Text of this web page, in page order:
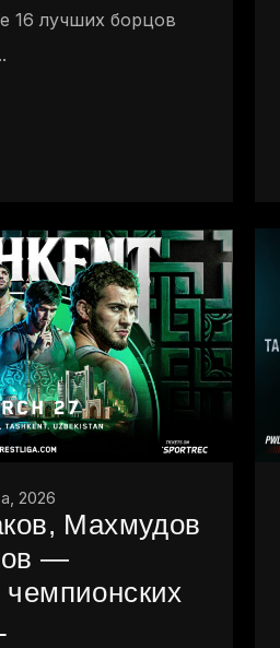
16 лучших борцов
2026
Махмудов
—